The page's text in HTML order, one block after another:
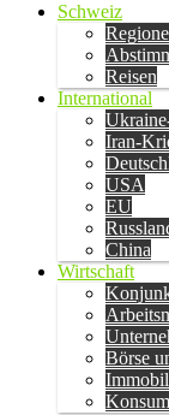
Schweiz
Reisen
International
Iran-
USA
EU
China
Wirtschaft
Börse
Konsum